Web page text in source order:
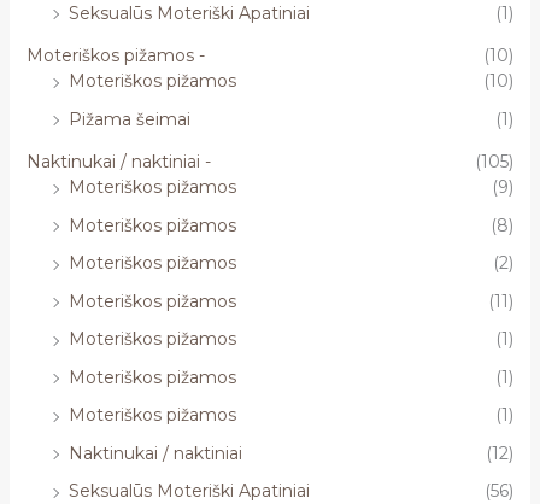
Seksualūs Moteriški Apatiniai
(1)
Moteriškos pižamos -
(10)
Moteriškos pižamos
(10)
Pižama šeimai
(1)
Naktinukai / naktiniai -
(105)
Moteriškos pižamos
(9)
Moteriškos pižamos
(8)
Moteriškos pižamos
(2)
Moteriškos pižamos
(11)
Moteriškos pižamos
(1)
Moteriškos pižamos
(1)
Moteriškos pižamos
(1)
Naktinukai / naktiniai
(12)
Seksualūs Moteriški Apatiniai
(56)